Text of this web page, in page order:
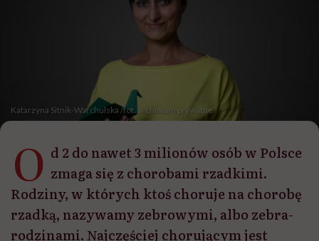
Katarzyna Sitnik-Warchulska /fot. archiwum prywatne
O d 2 do nawet 3 milionów osób w Polsce
zmaga się z chorobami rzadkimi.
Rodziny, w których ktoś choruje na chorobę
rzadką, nazywamy zebrowymi, albo zebra-
rodzinami. Najczęściej chorującym jest